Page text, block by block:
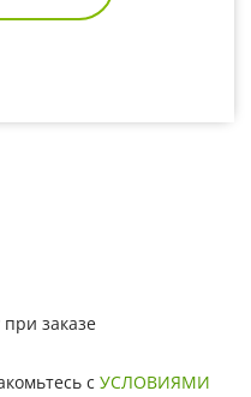
заказе
с УСЛОВИЯМИ